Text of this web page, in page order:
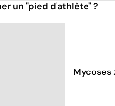
un "pied d'athlète" ?
Mycoses